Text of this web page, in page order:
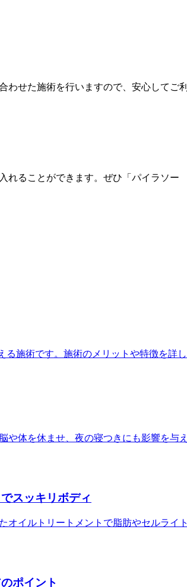
わせた施術を行いますので、安心してご利
れることができます。ぜひ「パイラソー
る施術です。施術のメリットや特徴を詳し
や体を休ませ、夜の寝つきにも影響を与え
スッキリボディ
オイルトリートメントで脂肪やセルライト
ポイント